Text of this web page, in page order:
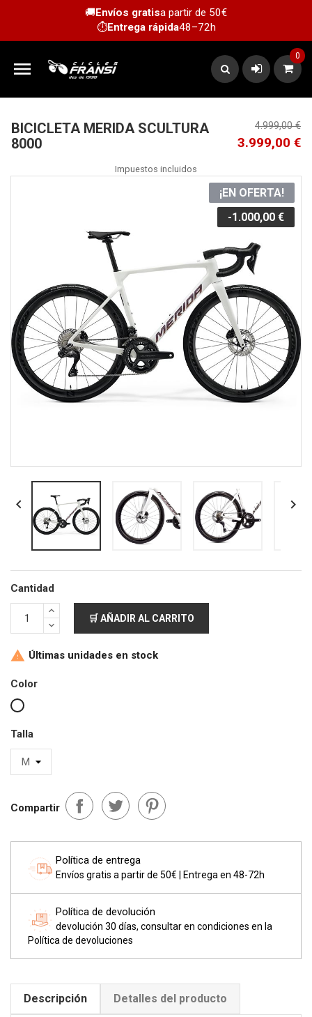
🚚Envíos gratisa partir de 50€
⏱️Entrega rápida48–72h

0
BICICLETA MERIDA SCULTURA
8000
4.999,00 €
3.999,00 €
Impuestos incluidos
¡EN OFERTA!
-1.000,00 €
 
Cantidad
🛒 AÑADIR AL CARRITO
 Últimas unidades en stock
Color
Blanco
Talla
Compartir
Política de entrega
Envíos gratis a partir de 50€ | Entrega en 48-72h
Política de devolución
devolución 30 días, consultar en condiciones en la
Política de devoluciones
Descripción Detalles del producto